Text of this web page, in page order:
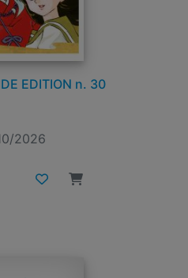
EDITION n. 30
2026